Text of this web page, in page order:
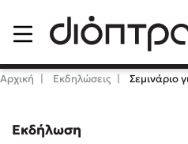
Δημοφιλή Βιβλία
Αρχική Εκδηλώσεις Σεμινάριο
Εκδήλωση